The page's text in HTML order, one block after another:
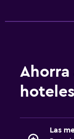
Ahorra
Las